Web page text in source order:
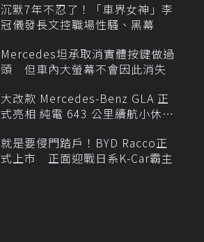
沉默7年不忍了！「車界女神」李
冠儀發長文控職場性騷、黑幕
Mercedes坦承取消實體按鍵做過
頭 但車內大螢幕不會因此消失
大改款 Mercedes-Benz GLA 正
式亮相 純電 643 公里續航小休
就是要侵門踏戶！BYD Racco正
式上市 正面迎戰日系K-Car霸主